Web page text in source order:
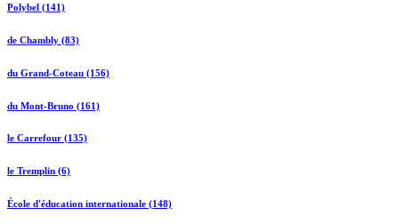
Polybel (141)
de Chambly (83)
du Grand-Coteau (156)
du Mont-Bruno (161)
le Carrefour (135)
le Tremplin (6)
École d'éducation internationale (148)